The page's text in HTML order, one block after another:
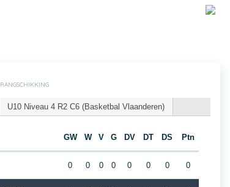
RANGSCHIKKING
U10 Niveau 4 R2 C6 (Basketbal Vlaanderen)
GW W V G DV DT DS Ptn
0 0 0 0 0 0 0 0